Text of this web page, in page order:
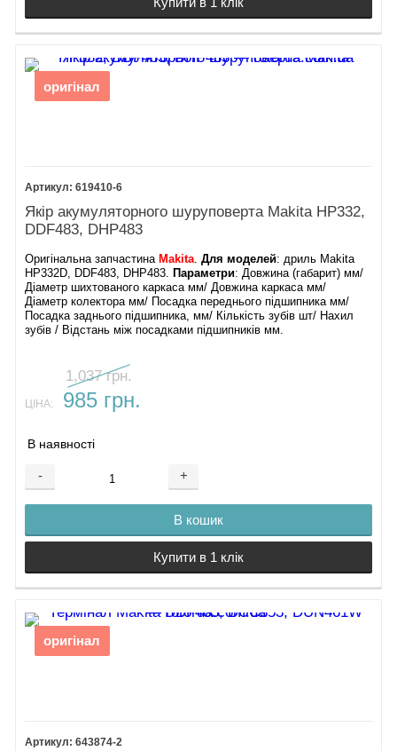
оригінал
619410-6
Якір акумуляторного шуруповерта Makita HP332,
DDF483, DHP483
Оригінальна запчастина Makita.Для моделей: дриль Makita
HP332D, DDF483, DHP483. Параметри: Довжина (габарит) мм/
Діаметр шихтованого каркаса мм/ Довжина каркаса мм/
Діаметр колектора мм/ Посадка переднього підшипника мм/
Посадка заднього підшипника, мм/ Кількість зубів шт/ Нахил
зубів / Відстань між посадками підшипників мм.
1,037 грн.
ЦІНА: 985 грн.
В наявності
- +
В кошик
Купити в 1 клік
оригінал
643874-2